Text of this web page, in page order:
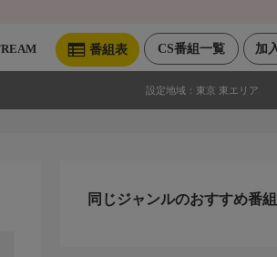
加
CS番組一覧
番組表
設定地域： 東京 東エリア
同じジャンルのおすすめ番組